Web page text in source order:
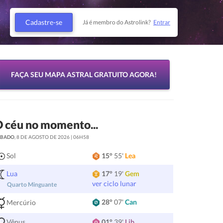
Cadastre-se Já é membro do Astrolink? Entrar
FAÇA SEU MAPA ASTRAL GRATUITO AGORA!
céu no momento...
, 8 DE AGOSTO DE 2026 | 06H58
Sol 15° 55' Lea
Lua
Quarto Minguante
17° 19'Gem
ver ciclo lunar
Mercúrio 28°07'Can